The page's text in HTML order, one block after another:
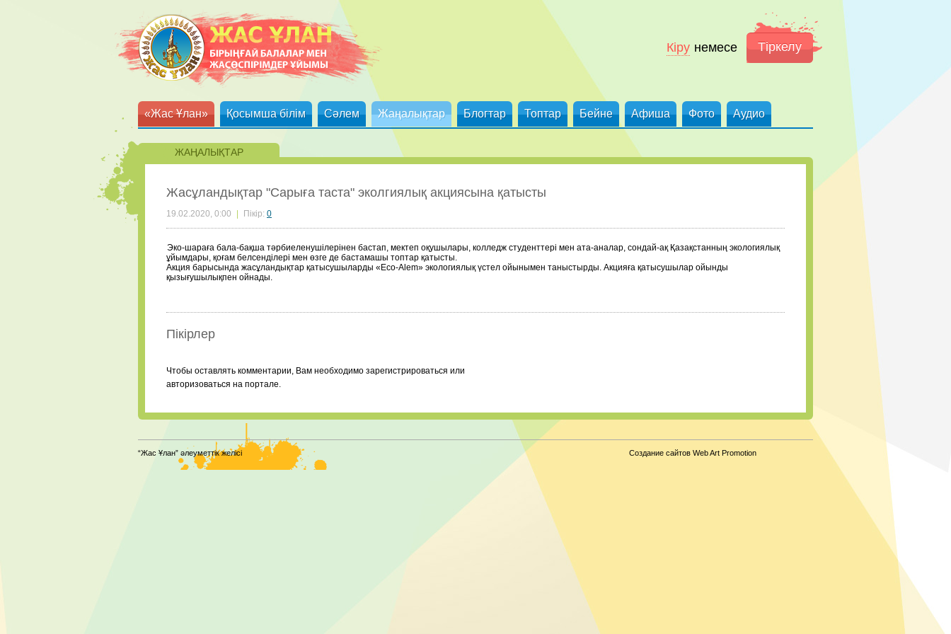
Кіру немесе Тіркелу
«Жас Ұлан» Қосымша білім Сәлем Жаңалықтар Блогтар Топтар Бейне Афиша Фото Аудио
ЖАҢАЛЫҚТАР
Жасұландықтар "Сарыға таста" эколгиялық акциясына қатысты
19.02.2020, 0:00 Пікір: 0
Эко-шараға бала-бақша тәрбиеленушілерінен бастап, мектеп оқушылары, колледж студенттері мен ата-аналар, сондай-ақ Қазақстанның экологиялық
ұйымдары, қоғам белсенділері мен өзге де бастамашы топтар қатысты.
Акция барысында жасұландықтар қатысушыларды «Eco-Alem» экологиялық үстел ойынымен таныстырды. Акцияға қатысушылар ойынды
қызығушылықпен ойнады.
Пікірлер
Чтобы оставлять комментарии, Вам необходимо зарегистрироваться или
авторизоваться на портале.
“Жас Ұлан” әлеуметтік желісі Создание сайтов Web Art Promotion